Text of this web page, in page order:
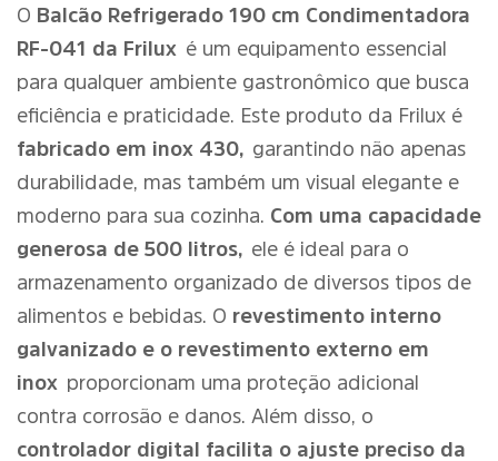
O Balcão Refrigerado 190 cm Condimentadora
RF-041 da Frilux é um equipamento essencial
para qualquer ambiente gastronômico que busca
eficiência e praticidade. Este produto da Frilux é
fabricado em inox 430, garantindo não apenas
durabilidade, mas também um visual elegante e
moderno para sua cozinha. Com uma capacidade
generosa de 500 litros, ele é ideal para o
armazenamento organizado de diversos tipos de
alimentos e bebidas. O revestimento interno
galvanizado e o revestimento externo em
inox proporcionam uma proteção adicional
contra corrosão e danos. Além disso, o
controlador digital facilita o ajuste preciso da